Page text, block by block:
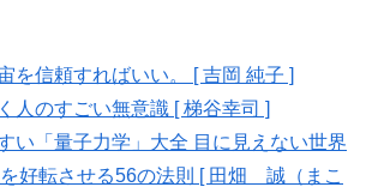
を信頼すればいい。 [ 吉岡 純子 ]
人のすごい無意識 [ 梯谷幸司 ]
い「量子力学」大全 目に見えない世界
好転させる56の法則 [ 田畑 誠（まこ